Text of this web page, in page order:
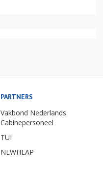
PARTNERS
Vakbond Nederlands
Cabinepersoneel
TUI
NEWHEAP